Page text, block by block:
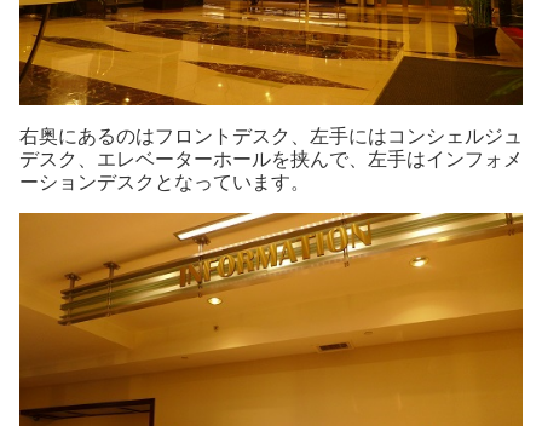
右奥にあるのはフロントデスク、左手にはコンシェルジュ
デスク、エレベーターホールを挟んで、左手はインフォメ
ーションデスクとなっています。